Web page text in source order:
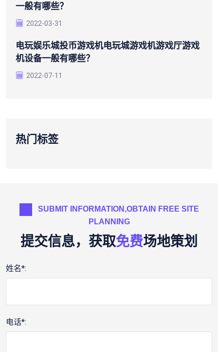
一般有哪些？
2022-03-31
电玩娱乐城投币游戏机电玩城游戏机游戏厅游戏
机设备一般有哪些？
2022-07-11
热门标签
SUBMIT INFORMATION,OBTAIN FREE SITE
PLANNING
提交信息，获取免费场地策划
姓名*:
电话*: